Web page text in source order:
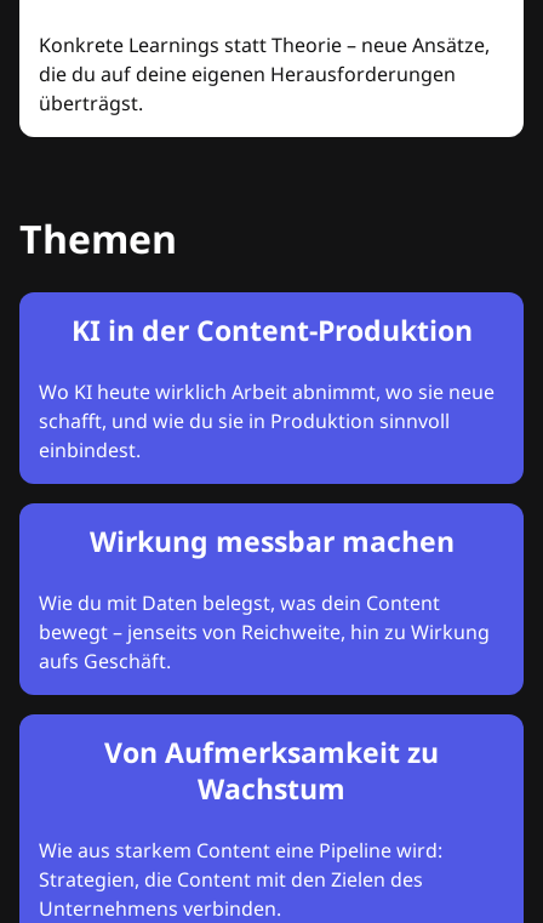
Konkrete Learnings statt Theorie – neue Ansätze,
die du auf deine eigenen Herausforderungen
überträgst.
Themen
KI in der Content-Produktion
Wo KI heute wirklich Arbeit abnimmt, wo sie neue
schafft, und wie du sie in Produktion sinnvoll
einbindest.
Wirkung messbar machen
Wie du mit Daten belegst, was dein Content
bewegt – jenseits von Reichweite, hin zu Wirkung
aufs Geschäft.
Von Aufmerksamkeit zu
Wachstum
Wie aus starkem Content eine Pipeline wird:
Strategien, die Content mit den Zielen des
Unternehmens verbinden.